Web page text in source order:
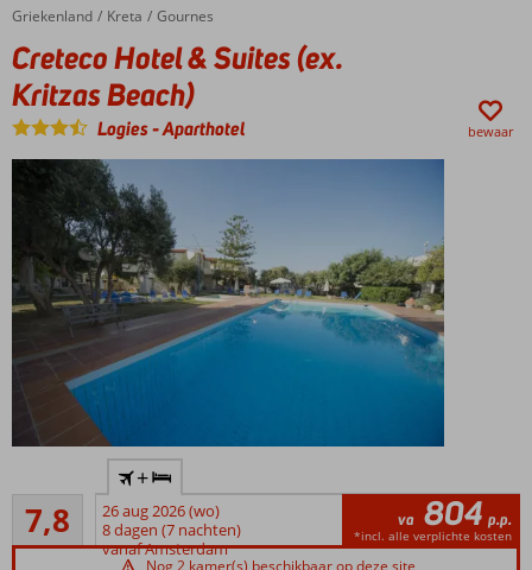
waterpark!
All
Inclusive
genieten
Home
Griekenland Kreta Gournes
Creteco Hotel & Suites (ex. Kritzas Beach)
Creteco Hotel & Suites (ex.
Kritzas Beach)
Logies-Aparthotel bewaar
Strand dichtbij,
ideaal voor korte
strandmomenten
tussendoor
7,8
Goed
4
beoordelingen
+
26 aug 2026 (wo)
8 dagen (7 nachten)
vanaf Amsterdam
va 804 p.p.
*incl. alle verplichte kosten